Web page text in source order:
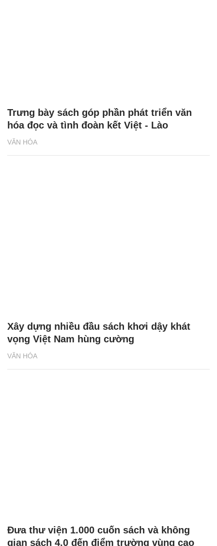
VĂN HÓA
Trưng bày sách góp phần phát triển văn
hóa đọc và tình đoàn kết Việt - Lào
VĂN HÓA
Xây dựng nhiều đầu sách khơi dậy khát
vọng Việt Nam hùng cường
Đưa thư viện 1.000 cuốn sách và không
gian sách 4.0 đến điểm trường vùng cao